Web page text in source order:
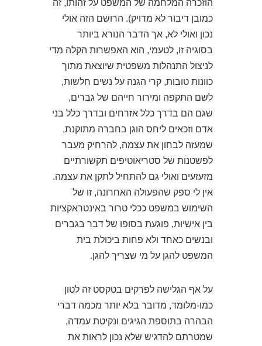
הוזכרה המלחמה של המשפט על זהותו, זה
כמובן דיבור לא מדויק). הרושם הזה אולי
נכון ואולי לא, אך הדבר הנורא ביותר
בסוגיה זו, לטעמי, הוא האפשרות הקלה מדי
לניצול התנהלות משפטית שיוצאת מתוך
כוונות טובות, קרי הגנה על נשים חלשות,
לשם התקפה ומירור חייהם של גברים,
שגם הם בדרך כלל אזרחים ובדרך כלל בני
אדם וזכאים ליחס הוגן בחברה מתוקנת,
שמעזה לבחון את עצמה, להרחיק מעבר
לפשטנות של סטריאוטיפים תקשורתיים
מזעזעים ואולי גם להתחיל לתקן את עצמה.
אין לי ספק שהפעולה האחרונה, זו של
השימוש במשפט ככלי טרור באינטראקציות
בין אישיות, פוגעת בסופו של דבר בגברים
ובנשים כאחד ולא פחות ביכולת בית
המשפט להגן על מי שצריך להגן.
על אף הגלישה לפרקים בטקסט זה לטון
כמו-מלומד, מדובר בלא יותר מכמה דברי
הבהרה בתוספת הגיגים ונקיטת עמדה,
שמטרתם להדגיש שלא נכון לראות את